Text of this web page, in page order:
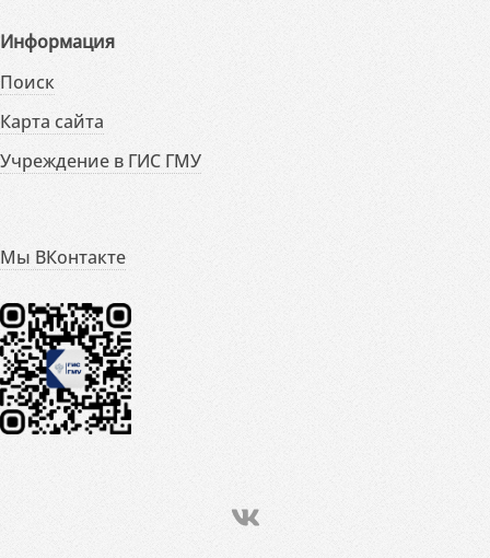
Информация
Поиск
Карта сайта
Учреждение в ГИС ГМУ
Мы ВКонтакте